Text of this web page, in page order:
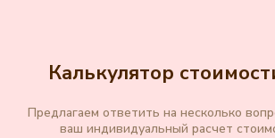
Калькулятор
Предлагаем ответить на несколько
ваш индивидуальный расчет